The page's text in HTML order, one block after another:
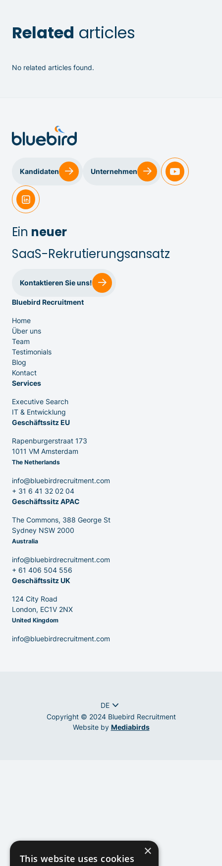
IT & Entwicklung
Related articles
No related articles found.
Kandidaten Unternehmen
Ein neuer
SaaS-Rekrutierungsansatz
Kontaktieren Sie uns!
Bluebird Recruitment
Home
Über uns
Team
Testimonials
Blog
Kontact
Services
Executive Search
IT & Entwicklung
Geschäftssitz EU
Rapenburgerstraat 173
1011 VM Amsterdam
The Netherlands
info@bluebirdrecruitment.com
+ 31 6 41 32 02 04
Geschäftssitz APAC
The Commons, 388 George St
Sydney NSW 2000
Australia
info@bluebirdrecruitment.com
+ 61 406 504 556
Geschäftssitz UK
124 City Road
London, EC1V 2NX
United Kingdom
info@bluebirdrecruitment.com
DE
Copyright © 2024 Bluebird Recruitment
Website by Mediabirds
×
This website uses cookies